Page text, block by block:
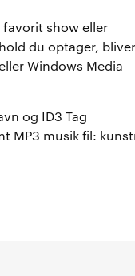
favorit show eller
du optager,
Windows Media
og ID3 Tag
MP3 musik fil: